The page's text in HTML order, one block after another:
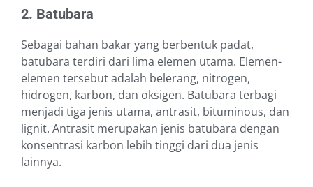
2. Batubara
Sebagai bahan bakar yang berbentuk padat,
batubara terdiri dari lima elemen utama. Elemen-
elemen tersebut adalah belerang, nitrogen,
hidrogen, karbon, dan oksigen. Batubara terbagi
menjadi tiga jenis utama, antrasit, bituminous, dan
lignit. Antrasit merupakan jenis batubara dengan
konsentrasi karbon lebih tinggi dari dua jenis
lainnya.